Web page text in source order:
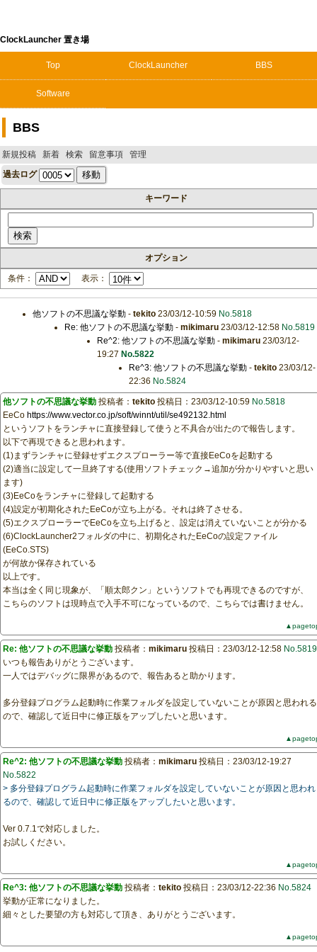
ClockLauncher 置き場
Top ClockLauncher BBS
Software
BBS
新規投稿 新着 検索 留意事項 管理
過去ログ
キーワード
オプション
条件： 表示：
他ソフトの不思議な挙動- tekito23/03/12-10:59 No.5818
Re: 他ソフトの不思議な挙動 -mikimaru 23/03/12-12:58 No.5819
Re^2: 他ソフトの不思議な挙動- mikimaru23/03/12-
19:27 No.5822
Re^3: 他ソフトの不思議な挙動 -tekito 23/03/12-
22:36 No.5824
他ソフトの不思議な挙動 投稿者： tekito 投稿日：23/03/12-10:59 No.5818
EeCo https://www.vector.co.jp/soft/winnt/util/se492132.html
というソフトをランチャに直接登録して使うと不具合が出たので報告します。
以下で再現できると思われます。
(1)まずランチャに登録せずエクスプローラー等で直接EeCoを起動する
(2)適当に設定して一旦終了する(使用ソフトチェック→追加が分かりやすいと思い
ます)
(3)EeCoをランチャに登録して起動する
(4)設定が初期化されたEeCoが立ち上がる。それは終了させる。
(5)エクスプローラーでEeCoを立ち上げると、設定は消えていないことが分かる
(6)ClockLauncher2フォルダの中に、初期化されたEeCoの設定ファイル
(EeCo.STS)
が何故か保存されている
以上です。
本当は全く同じ現象が、「順太郎クン」というソフトでも再現できるのですが、
こちらのソフトは現時点で入手不可になっているので、こちらでは書けません。
Re: 他ソフトの不思議な挙動 投稿者： mikimaru 投稿日：23/03/12-12:58 No.5819
いつも報告ありがとうございます。
一人ではデバッグに限界があるので、報告あると助かります。
多分登録プログラム起動時に作業フォルダを設定していないことが原因と思われる
ので、確認して近日中に修正版をアップしたいと思います。
Re^2: 他ソフトの不思議な挙動 投稿者： mikimaru 投稿日：23/03/12-19:27
No.5822
> 多分登録プログラム起動時に作業フォルダを設定していないことが原因と思われ
るので、確認して近日中に修正版をアップしたいと思います。
Ver 0.7.1で対応しました。
お試しください。
Re^3: 他ソフトの不思議な挙動 投稿者： tekito 投稿日：23/03/12-22:36 No.5824
挙動が正常になりました。
細々とした要望の方も対応して頂き、ありがとうございます。